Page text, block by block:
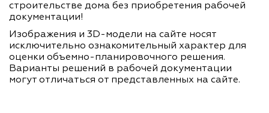
строительстве дома без приобретения рабочей
документации!
Изображения и 3D-модели на сайте носят
исключительно ознакомительный характер для
оценки объемно-планировочного решения.
Варианты решений в рабочей документации
могут отличаться от представленных на сайте.